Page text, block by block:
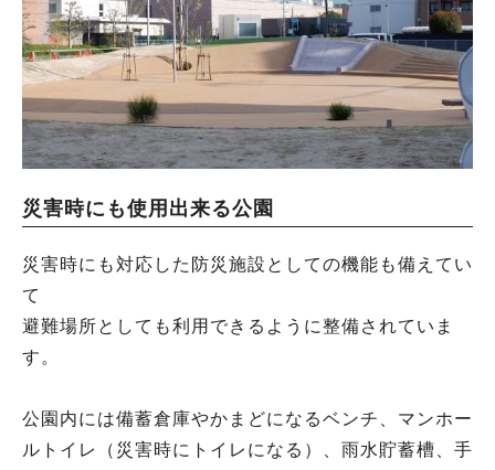
災害時にも使用出来る公園
災害時にも対応した防災施設としての機能も備えてい
て
避難場所としても利用できるように整備されていま
す。
公園内には備蓄倉庫やかまどになるベンチ、マンホー
ルトイレ（災害時にトイレになる）、雨水貯蓄槽、手